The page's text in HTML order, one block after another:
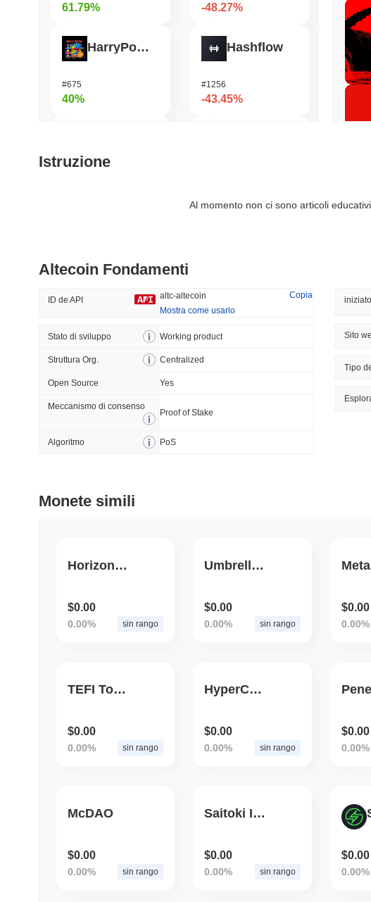
61.79%
HarryPotterObamaSonic10Inu (ETH)
#675
40%
#385
-48.27%
Hashflow
#1256
-43.45%
Tendenze
HEX (Pulsechain)
#149
Aggiunti Di Recente
0.87%
Istruzione
Al momento non ci sono articoli
Altecoin Fondamenti
ID de API altc-altecoin
Copia
Mostra come usarlo
Stato di sviluppo Working product
Struttura Org. Centralized
Open Source Yes
Meccanismo di consenso
Proof of Stake
Algoritmo PoS
iniziato
Sito
Tipo
Monete simili
HorizonFxPro Token
$0.00
0.00% sin rango
Umbrella Reward #1
$0.00
0.00% sin rango
$0.00
0.00%
TEFI Token
$0.00
0.00% sin rango
HyperChainX
$0.00
0.00% sin rango
$0.00
0.00%
McDAO
$0.00
0.00% sin rango
Saitoki Inu
$0.00
0.00% sin rango
$0.00
0.00%